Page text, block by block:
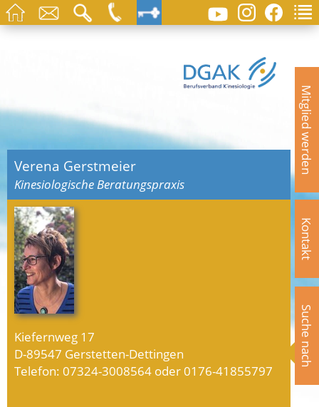
Mitglied werden
Kontakt
Suche nach
Verena Gerstmeier
Kinesiologische Beratungspraxis
Kiefernweg 17
D-89547 Gerstetten-Dettingen
Telefon: 07324-3008564 oder 0176-41855797